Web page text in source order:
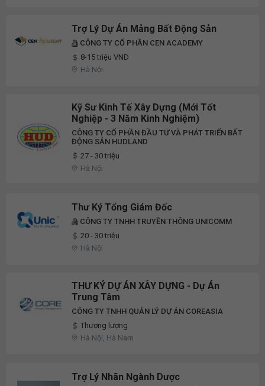
Trợ Lý Dự Án Mảng Bất Động Sản
CÔNG TY CỔ PHẦN CEN ACADEMY
8-15 triệu VND
Hà Nội
Kỹ Sư Kinh Tế Xây Dựng (Mới Tốt
Nghiệp - 3 Năm Kinh Nghiệm)
CÔNG TY CỔ PHẦN ĐẦU TƯ VÀ PHÁT TRIỂN BẤT
ĐỘNG SẢN HUDLAND
27 - 30 triệu
Hà Nội
Thư Ký Tổng Giám Đốc
CÔNG TY TNHH TRUYỀN THÔNG UNICOMM
20 - 30 triệu
Hà Nội
THƯ KÝ DỰ ÁN XÂY DỰNG - Dự Án
Trung Tâm
CÔNG TY TNHH QUẢN LÝ DỰ ÁN COREASIA
Thương lượng
Hà Nội, Hà Nam
Trợ Lý Nhãn Ngành Dược